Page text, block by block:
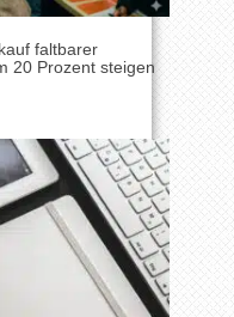
faltbarer
20 Prozent steigen